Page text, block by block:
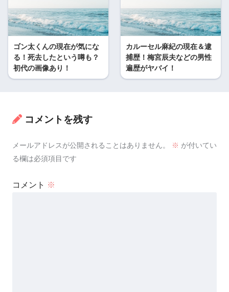
ゴン太くんの現在が気にな
る！死去したという噂も？
初代の画像あり！
カルーセル麻紀の現在＆逮
捕歴！梅宮辰夫などの男性
遍歴がヤバイ！
コメントを残す
メールアドレスが公開されることはありません。 ※ が付いてい
る欄は必須項目です
コメント ※